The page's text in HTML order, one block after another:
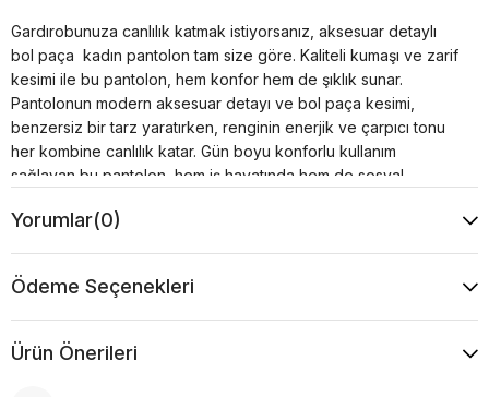
Gardırobunuza canlılık katmak istiyorsanız, aksesuar detaylı
bol paça kadın pantolon tam size göre. Kaliteli kumaşı ve zarif
kesimi ile bu pantolon, hem konfor hem de şıklık sunar.
Pantolonun modern aksesuar detayı ve bol paça kesimi,
benzersiz bir tarz yaratırken, renginin enerjik ve çarpıcı tonu
her kombine canlılık katar. Gün boyu konforlu kullanım
sağlayan bu pantolon, hem iş hayatında hem de sosyal
Bu şık pantolonu hemen sepete ekleyin ve tarzınıza hareket
yaratın ve kendinizi özel hissedin.
Yorumlar(0)
Ödeme Seçenekleri
Ürün Önerileri